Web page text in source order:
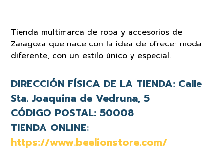
Tienda multimarca de ropa y accesorios de
Zaragoza que nace con la idea de ofrecer moda
diferente, con un estilo único y especial.
DIRECCIÓN FÍSICA DE LA TIENDA: Calle
Sta. Joaquina de Vedruna, 5
CÓDIGO POSTAL: 50008
TIENDA ONLINE:
https://www.beelionstore.com/